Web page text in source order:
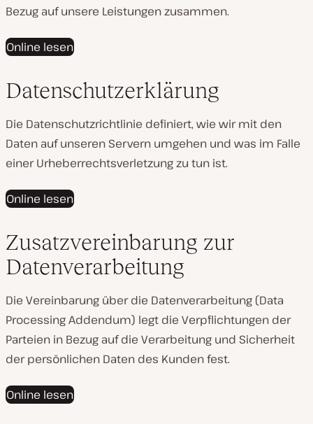
Bezug auf unsere Leistungen zusammen.
Online lesen
Datenschutzerklärung
Die Datenschutzrichtlinie definiert, wie wir mit den
Daten auf unseren Servern umgehen und was im Falle
einer Urheberrechtsverletzung zu tun ist.
Online lesen
Zusatzvereinbarung zur
Datenverarbeitung
Die Vereinbarung über die Datenverarbeitung (Data
Processing Addendum) legt die Verpflichtungen der
Parteien in Bezug auf die Verarbeitung und Sicherheit
der persönlichen Daten des Kunden fest.
Online lesen